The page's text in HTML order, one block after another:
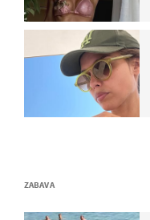
ZABAVA